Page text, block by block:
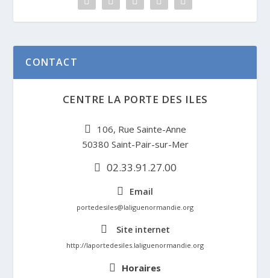
CONTACT
CENTRE LA PORTE DES ILES
106, Rue Sainte-Anne
50380 Saint-Pair-sur-Mer
02.33.91.27.00
Email
portedesiles@laliguenormandie.org
Site internet
http://laportedesiles.laliguenormandie.org
Horaires